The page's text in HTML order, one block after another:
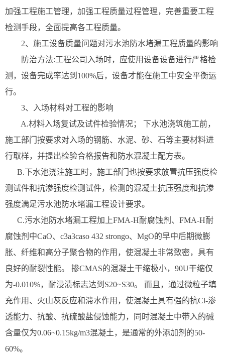
加强工程施工管理，加强工程质量过程管理，完善重要工程
检测手段，全面提高各工程质量。
2、施工设备质量问题对污水池防水堵漏工程质量的影响
防治方法:工程公司入场时，应使用设备设备进行严格检
测，设备完成率达到100%后，设备才能在施工中安全平衡运
行。
3、入场材料对工程的影响
A.材料入场复试及试件检验情况； 下水池浇筑施工前，
施工部门按要求对入场的钢筋、水泥、砂、石等主要材料进
行取样，并提出检验合格报告和防水混凝土配方表。
B.下水池浇注施工时，施工部门也按要求放置抗压强度检
测试件和抗渗强度检测试件，检测的混凝土抗压强度和抗渗
强度满足污水池防水堵漏工程设计要求。
C.污水池防水堵漏工程加上FMA-H耐腐蚀剂、FMA-H耐
腐蚀剂中CaO、c3a3caso 432 strongo、MgO的早中后期微膨
胀、纤维和高分子聚合物的作用，使混凝土非常致密，具有
良好的耐裂性能。 掺CMAS的混凝土干缩极小，90U干缩仅
为-0.010%，耐浸渍标志达到S20~S30。 而且，通过微粒子填
充作用、火山灰反应和滞水作用，使混凝土具有强的抗Cl-渗
透能力、抗酸、抗硫酸盐侵蚀能力，同时混凝土中带入的碱
含量仅为0.06~0.15kg/m3混凝土，是通常的外添加剂的50-
60%。